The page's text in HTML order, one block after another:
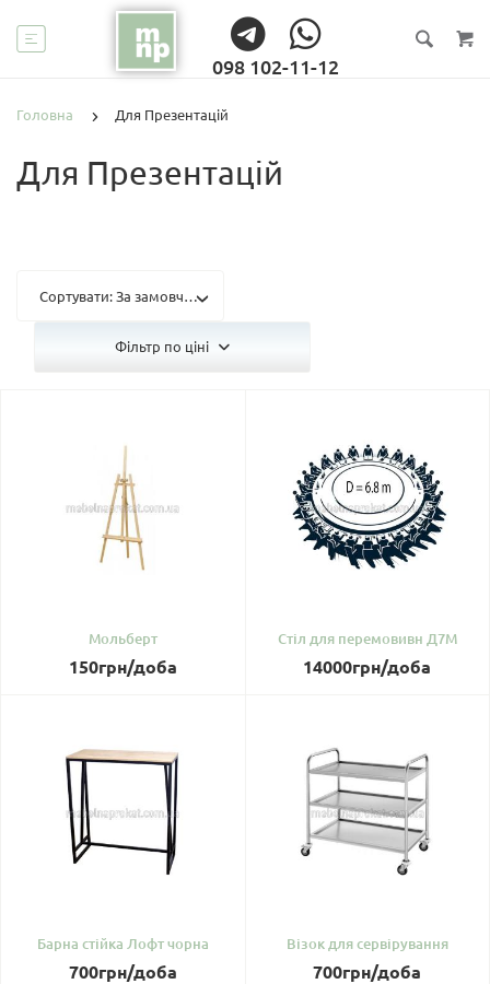
098 102-11-12
Головна Для Презентацій
Для Презентацій
Сортувати: За замовчуванням
Фільтр по ціні
Мольберт
150грн/доба
Стіл для перемовивн Д7М
14000грн/доба
Барна стійка Лофт чорна
700грн/доба
Візок для сервірування
700грн/доба